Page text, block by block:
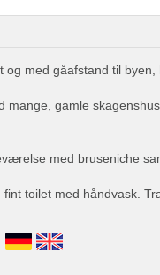
og med gåafstand til
mange, gamle
med bruseniche
toilet med håndvask.